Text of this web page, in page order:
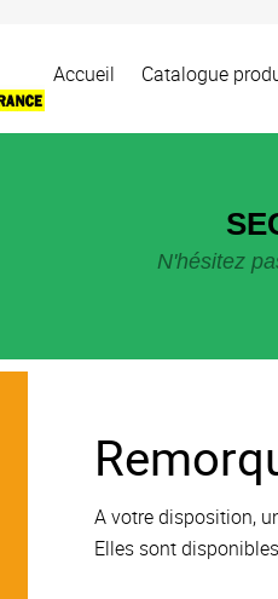
Accueil Catalogue
N'hésitez
A votre disposition,
Elles sont